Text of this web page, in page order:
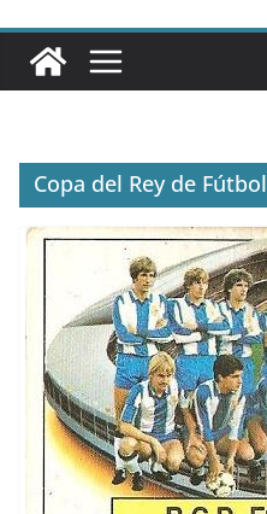
Copa del Rey de Fútbol